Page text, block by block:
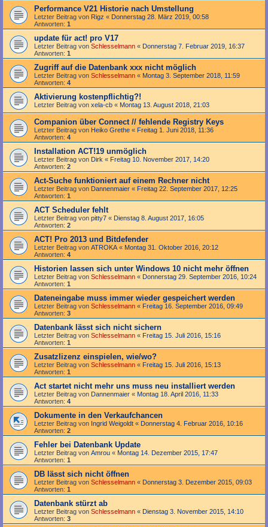
Performance V21 Historie nach Umstellung
Letzter Beitrag von Rigz « Donnerstag 28. März 2019, 00:58
Antworten: 1
update für act! pro V17
Letzter Beitrag von Schlesselmann « Donnerstag 7. Februar 2019, 16:37
Antworten: 1
Zugriff auf die Datenbank xxx nicht möglich
Letzter Beitrag von Schlesselmann « Montag 3. September 2018, 11:59
Antworten: 4
Aktivierung kostenpflichtig?!
Letzter Beitrag von xela-cb « Montag 13. August 2018, 21:03
Companion über Connect // fehlende Registry Keys
Letzter Beitrag von Heiko Grethe « Freitag 1. Juni 2018, 11:36
Antworten: 4
Installation ACT!19 unmöglich
Letzter Beitrag von Dirk « Freitag 10. November 2017, 14:20
Antworten: 2
Act-Suche funktioniert auf einem Rechner nicht
Letzter Beitrag von Dannenmaier « Freitag 22. September 2017, 12:25
Antworten: 1
ACT Scheduler fehlt
Letzter Beitrag von pitty7 « Dienstag 8. August 2017, 16:05
Antworten: 2
ACT! Pro 2013 und Bitdefender
Letzter Beitrag von ATROKA « Montag 31. Oktober 2016, 20:12
Antworten: 4
Historien lassen sich unter Windows 10 nicht mehr öffnen
Letzter Beitrag von Schlesselmann « Donnerstag 29. September 2016, 10:24
Antworten: 1
Dateneingabe muss immer wieder gespeichert werden
Letzter Beitrag von Schlesselmann « Freitag 16. September 2016, 09:49
Antworten: 3
Datenbank lässt sich nicht sichern
Letzter Beitrag von Schlesselmann « Freitag 15. Juli 2016, 15:16
Antworten: 1
Zusatzlizenz einspielen, wie/wo?
Letzter Beitrag von Schlesselmann « Freitag 15. Juli 2016, 15:13
Antworten: 1
Act startet nicht mehr uns muss neu installiert werden
Letzter Beitrag von Dannenmaier « Montag 18. April 2016, 11:33
Antworten: 4
Dokumente in den Verkaufchancen
Letzter Beitrag von Ingrid Weigoldt « Donnerstag 4. Februar 2016, 10:16
Antworten: 2
Fehler bei Datenbank Update
Letzter Beitrag von Amrou « Montag 14. Dezember 2015, 17:47
Antworten: 1
DB lässt sich nicht öffnen
Letzter Beitrag von Schlesselmann « Donnerstag 3. Dezember 2015, 09:03
Antworten: 1
Datenbank stürzt ab
Letzter Beitrag von Schlesselmann « Dienstag 3. November 2015, 14:10
Antworten: 3